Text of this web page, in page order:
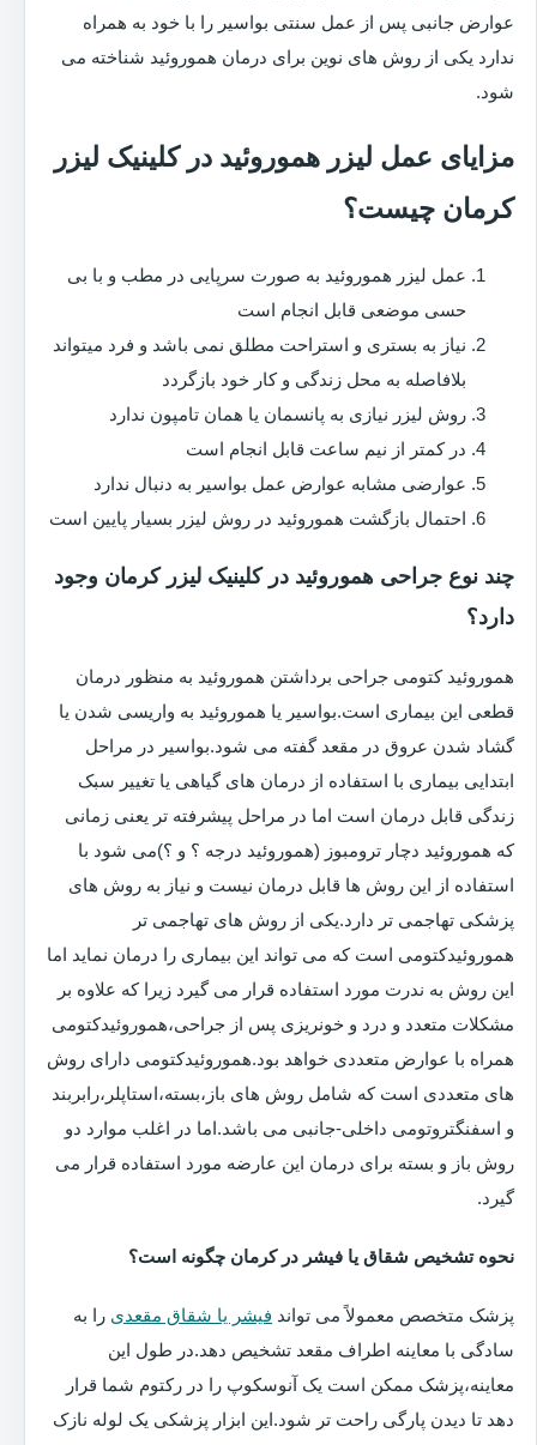
عوارض جانبی پس از عمل سنتی بواسیر را با خود به همراه
ندارد یکی از روش های نوین برای درمان هموروئید شناخته می
شود.
مزایای عمل لیزر هموروئید در کلینیک لیزر
کرمان چیست؟
عمل لیزر هموروئید به صورت سرپایی در مطب و با بی
حسی موضعی قابل انجام است
نیاز به بستری و استراحت مطلق نمی باشد و فرد میتواند
بلافاصله به محل زندگی و کار خود بازگردد
روش لیزر نیازی به پانسمان یا همان تامپون ندارد
در کمتر از نیم ساعت قابل انجام است
عوارضی مشابه عوارض عمل بواسیر به دنبال ندارد
احتمال بازگشت هموروئید در روش لیزر بسیار پایین است
چند نوع جراحی هموروئید در کلینیک لیزر کرمان وجود
دارد؟
هموروئید کتومی جراحی برداشتن هموروئید به منظور درمان
قطعی این بیماری است.بواسیر یا هموروئید به واریسی شدن یا
گشاد شدن عروق در مقعد گفته می شود.بواسیر در مراحل
ابتدایی بیماری با استفاده از درمان های گیاهی یا تغییر سبک
زندگی قابل درمان است اما در مراحل پیشرفته تر یعنی زمانی
که هموروئید دچار ترومبوز (هموروئید درجه ؟ و ؟)می شود با
استفاده از این روش ها قابل درمان نیست و نیاز به روش های
پزشکی تهاجمی تر دارد.یکی از روش های تهاجمی تر
هموروئیدکتومی است که می تواند این بیماری را درمان نماید اما
این روش به ندرت مورد استفاده قرار می گیرد زیرا که علاوه بر
مشکلات متعدد و درد و خونریزی پس از جراحی،هموروئیدکتومی
همراه با عوارض متعددی خواهد بود.هموروئیدکتومی دارای روش
های متعددی است که شامل روش های باز،بسته،استاپلر،رابربند
و اسفنگتروتومی داخلی-جانبی می باشد.اما در اغلب موارد دو
روش باز و بسته برای درمان این عارضه مورد استفاده قرار می
گیرد.
نحوه تشخیص شقاق یا فیشر در کرمان چگونه است؟
پزشک متخصص معمولاً می تواند فیشر یا شقاق مقعدی را به
سادگی با معاینه اطراف مقعد تشخیص دهد.در طول این
معاینه،پزشک ممکن است یک آنوسکوپ را در رکتوم شما قرار
دهد تا دیدن پارگی راحت تر شود.این ابزار پزشکی یک لوله نازک